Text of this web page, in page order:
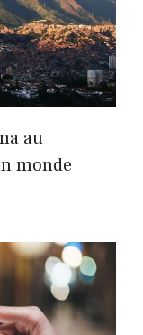
au
monde